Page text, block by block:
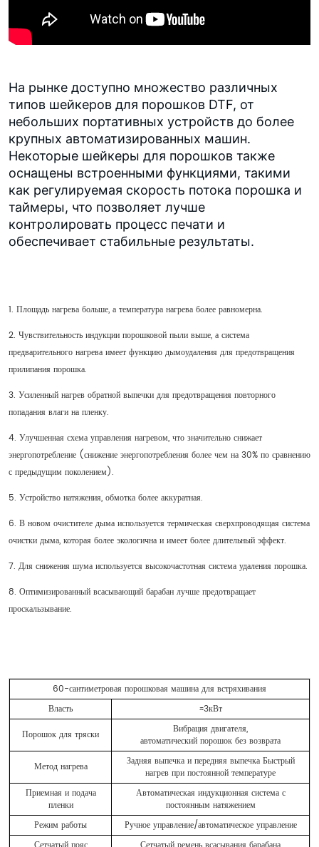
На рынке доступно множество различных
типов шейкеров для порошков DTF, от
небольших портативных устройств до более
крупных автоматизированных машин.
Некоторые шейкеры для порошков также
оснащены встроенными функциями, такими
как регулируемая скорость потока порошка и
таймеры, что позволяет лучше
контролировать процесс печати и
обеспечивает стабильные результаты.
1. Площадь нагрева больше, а температура нагрева более равномерна.
2. Чувствительность индукции порошковой пыли выше, а система
предварительного нагрева имеет функцию дымоудаления для предотвращения
прилипания порошка.
3. Усиленный нагрев обратной выпечки для предотвращения повторного
попадания влаги на пленку.
4. Улучшенная схема управления нагревом, что значительно снижает
энергопотребление (снижение энергопотребления более чем на 30% по сравнению
с предыдущим поколением).
5. Устройство натяжения, обмотка более аккуратная.
6. В новом очистителе дыма используется термическая сверхпроводящая система
очистки дыма, которая более экологична и имеет более длительный эффект.
7. Для снижения шума используется высокочастотная система удаления порошка.
8. Оптимизированный всасывающий барабан лучше предотвращает
проскальзывание.
60-сантиметровая порошковая машина для встряхивания
Власть
≈3кВт
Порошок для тряски
Вибрация двигателя,
автоматический порошок без возврата
Метод нагрева
Задняя выпечка и передняя выпечка Быстрый
нагрев при постоянной температуре
Приемная и подача
пленки
Автоматическая индукционная система с
постоянным натяжением
Режим работы
Ручное управление/автоматическое управление